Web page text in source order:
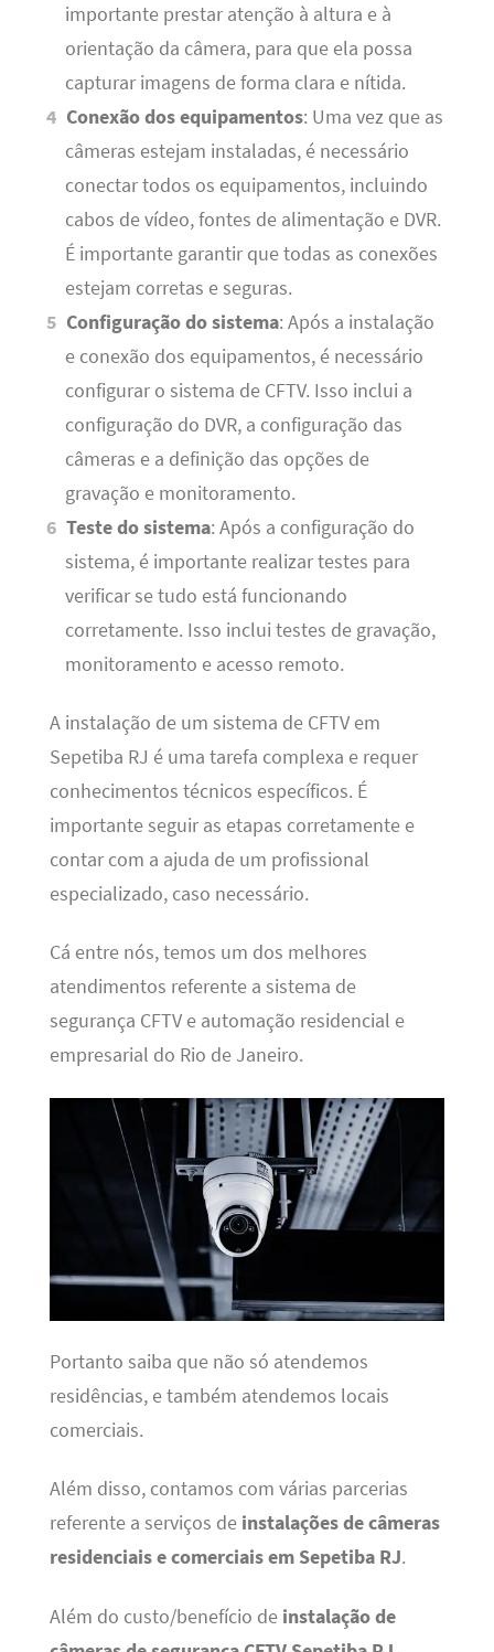
importante prestar atenção à altura e à
orientação da câmera, para que ela possa
capturar imagens de forma clara e nítida.
Conexão dos equipamentos: Uma vez que as
câmeras estejam instaladas, é necessário
conectar todos os equipamentos, incluindo
cabos de vídeo, fontes de alimentação e DVR.
É importante garantir que todas as conexões
estejam corretas e seguras.
Configuração do sistema: Após a instalação
e conexão dos equipamentos, é necessário
configurar o sistema de CFTV. Isso inclui a
configuração do DVR, a configuração das
câmeras e a definição das opções de
gravação e monitoramento.
Teste do sistema: Após a configuração do
sistema, é importante realizar testes para
verificar se tudo está funcionando
corretamente. Isso inclui testes de gravação,
monitoramento e acesso remoto.
A instalação de um sistema de CFTV em
Sepetiba RJ é uma tarefa complexa e requer
conhecimentos técnicos específicos. É
importante seguir as etapas corretamente e
contar com a ajuda de um profissional
especializado, caso necessário.
Cá entre nós, temos um dos melhores
atendimentos referente a sistema de
segurança CFTV e automação residencial e
empresarial do Rio de Janeiro.
Portanto saiba que não só atendemos
residências, e também atendemos locais
comerciais.
Além disso, contamos com várias parcerias
referente a serviços de instalações de câmeras
residenciais e comerciais em Sepetiba RJ.
Além do custo/benefício de instalação de